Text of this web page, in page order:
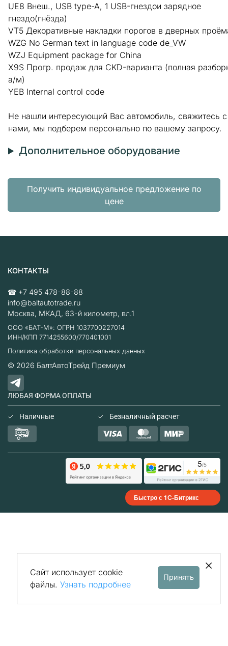
UE8 Внеш., USB type-A, 1 USB-гнездои зарядное
гнездо(гнёзда)
VT5 Декоративные накладки порогов в дверных
WZG No German text in language code de_VW
WZJ Equipment package for China
X9S Прогр. продаж для CKD-варианта (полная
а/м)
YEB Internal control code
Не нашли интересующий Вас автомобиль, свяжитесь с
нами, мы подберем персонально по вашему запросу.
Дополнительное оборудование
Получить индивидуальное предложение по
цене
КОНТАКТЫ
☎ +7 495 478-88-88
info@baltautotrade.ru
Москва, МКАД, 63-й километр, вл.1
ООО «БАТ-М»: ОГРН 1037700227014
ИНН/КПП 7714255600/770401001
Политика обработки персональных данных
© 2026 БалтАвтоТрейд Премиум
ЛЮБАЯ ФОРМА ОПЛАТЫ
Наличные Безналичный расчет
Сайт использует cookie
файлы. Узнать подробнее
Принять
Быстро с 1С-Битрикс